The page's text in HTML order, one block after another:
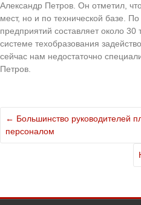
Александр Петров. Он отметил,
мест, но и по технической базе.
предприятий составляет около
системе техобразования
сейчас нам недостаточно
Петров.
← Большинство руководителей
персоналом